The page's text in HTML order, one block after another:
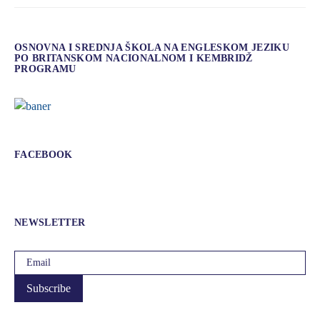
OSNOVNA I SREDNJA ŠKOLA NA ENGLESKOM JEZIKU
PO BRITANSKOM NACIONALNOM I KEMBRIDŽ
PROGRAMU
FACEBOOK
NEWSLETTER